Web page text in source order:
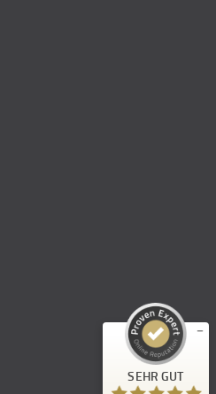
SEHR GUT
11
Bewertungen von
anderen Quellen